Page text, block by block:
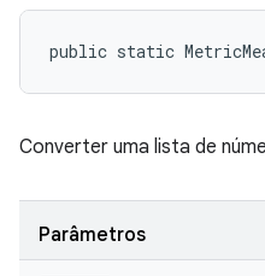
public static
Converter uma lista de
Parâmetros